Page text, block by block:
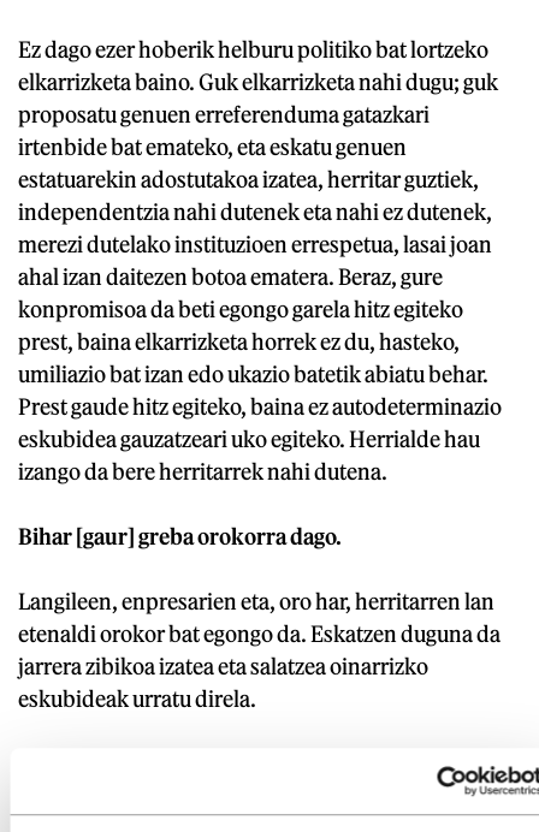
Ez dago ezer hoberik helburu politiko bat lortzeko
elkarrizketa baino. Guk elkarrizketa nahi dugu; guk
proposatu genuen erreferenduma gatazkari
irtenbide bat emateko, eta eskatu genuen
estatuarekin adostutakoa izatea, herritar guztiek,
independentzia nahi dutenek eta nahi ez dutenek,
merezi dutelako instituzioen errespetua, lasai joan
ahal izan daitezen botoa ematera. Beraz, gure
konpromisoa da beti egongo garela hitz egiteko
prest, baina elkarrizketa horrek ez du, hasteko,
umiliazio bat izan edo ukazio batetik abiatu behar.
Prest gaude hitz egiteko, baina ez autodeterminazio
eskubidea gauzatzeari uko egiteko. Herrialde hau
izango da bere herritarrek nahi dutena.
Bihar [gaur] greba orokorra dago.
Langileen, enpresarien eta, oro har, herritarren lan
etenaldi orokor bat egongo da. Eskatzen duguna da
jarrera zibikoa izatea eta salatzea oinarrizko
eskubideak urratu direla.
Manifestazioak eta greba herrialde demokratiko